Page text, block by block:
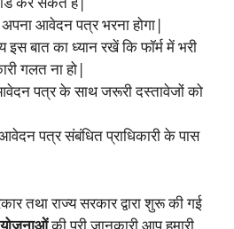
आवेदन पत्र भरना होगा|
इस बात का ध्यान रखें कि फॉर्म में भरी
गलत ना हो|
पत्र के साथ जरूरी दस्तावेजों को
पत्र संबंधित प्राधिकारी के पास
तथा राज्य सरकार द्वारा शुरू की गई
की पूरी जानकारी आप हमारी